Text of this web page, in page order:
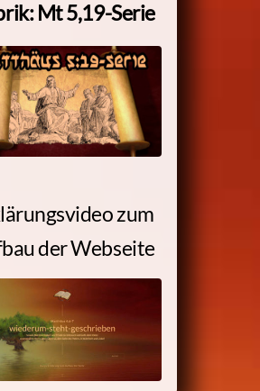
Mt 5,19-Serie
zum
der Webseite